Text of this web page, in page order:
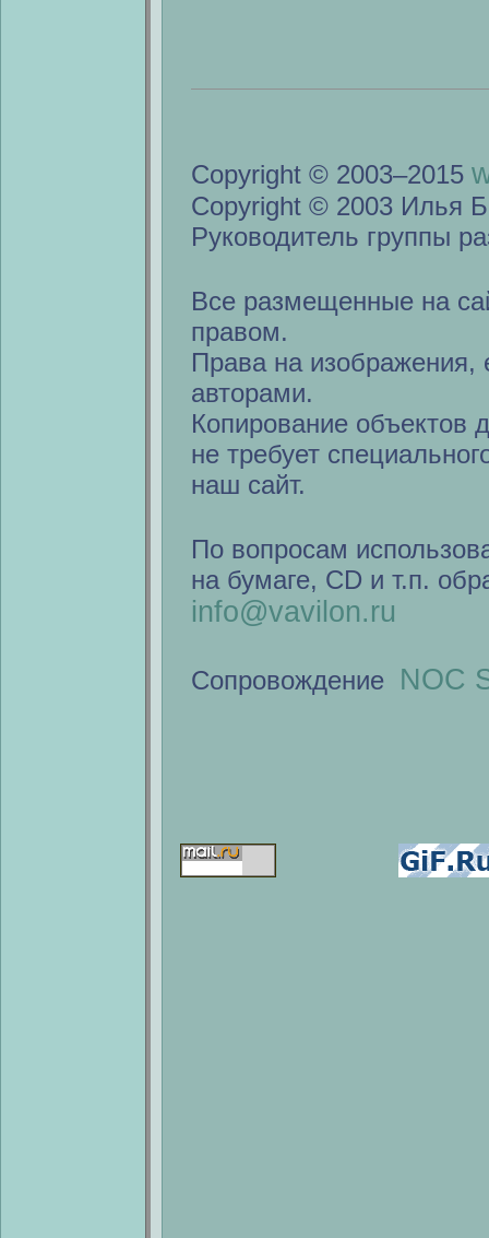
Copyright © 2003–2015
Copyright © 2003 Илья
Руководитель группы
Все размещенные на
правом.
Права на изображения,
авторами.
Копирование объектов
не требует
наш сайт.
По вопросам
на бумаге, CD и т.п.
info@vavilon.ru
Сопровождение NOC